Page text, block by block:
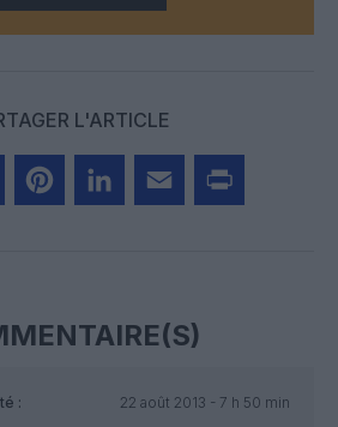
L'ARTICLE
:
22 août 2013 - 7 h 50 min